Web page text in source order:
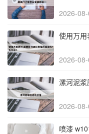
2026-
使用万
2026-
漯河泥
2026-
喷漆